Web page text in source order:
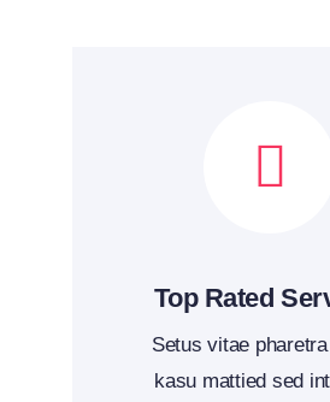
Top Rated
Setus vitae
kasu mattied sed